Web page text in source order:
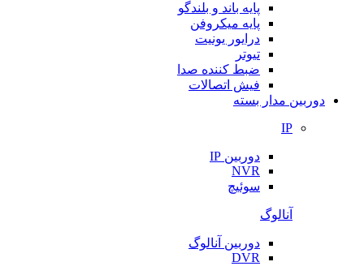
پایه باند و بلندگو
پایه میکروفن
درایور یونیت
تیوتر
ضبط کننده صدا
فیش اتصالات
دوربین مدار بسته
IP
دوربین IP
NVR
سوئیچ
آنالوگ
دوربین آنالوگ
DVR